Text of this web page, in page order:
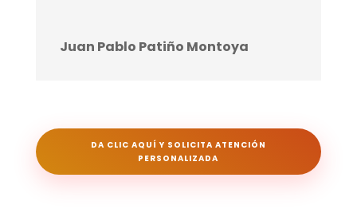
Juan Pablo Patiño Montoya
DA CLIC AQUÍ Y SOLICITA ATENCIÓN
PERSONALIZADA